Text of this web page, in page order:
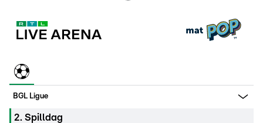
BGL Ligue
2. Spilldag